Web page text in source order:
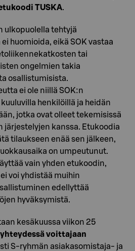
TUSKA.
ulkopuolella tehtyjä
huomioida, eikä SOK vastaa
tai
ongelmien takia
osallistumisista.
ei ole niillä SOK:n
henkilöillä ja heidän
jotka ovat olleet tekemisissä
järjestelyjen kanssa. Etukoodia
tilaukseen enää sen jälkeen,
on umpeutunut.
vain yhden etukoodin,
voi yhdistää muihin
edellyttää
hyväksymistä.
kesäkuussa viikon 25
yhteydessä voittajaan
S-ryhmän asiakasomistaja- ja